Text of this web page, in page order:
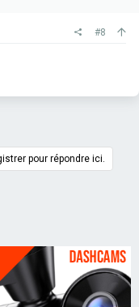
#8
pour répondre ici.